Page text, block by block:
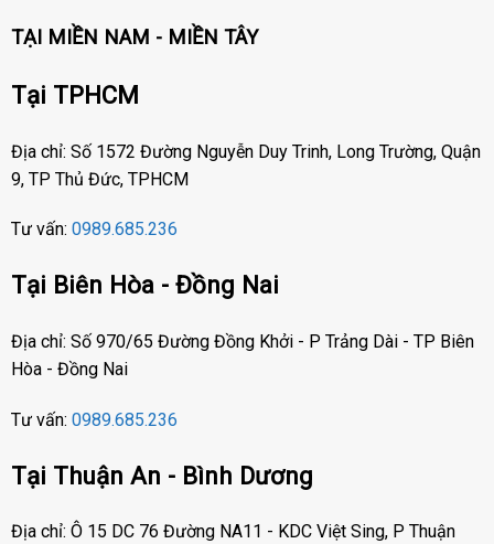
TẠI MIỀN NAM - MIỀN TÂY
Tại TPHCM
Địa chỉ: Số 1572 Đường Nguyễn Duy Trinh, Long Trường, Quận
9, TP Thủ Đức, TPHCM
Tư vấn: 0989.685.236
Tại Biên Hòa - Đồng Nai
Địa chỉ: Số 970/65 Đường Đồng Khởi - P Trảng Dài - TP Biên
Hòa - Đồng Nai
Tư vấn: 0989.685.236
Tại Thuận An - Bình Dương
Địa chỉ: Ô 15 DC 76 Đường NA11 - KDC Việt Sing, P Thuận